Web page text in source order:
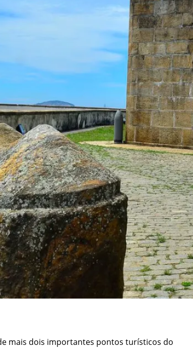
mais dois importantes pontos turísticos do